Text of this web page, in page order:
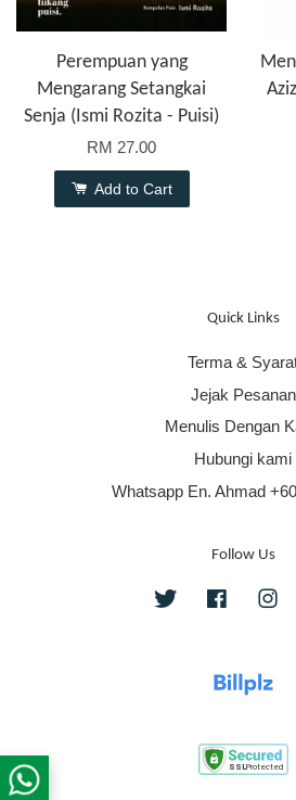
Perempuan yang
Mengarang Setangkai
Senja (Ismi Rozita - Puisi)
RM 27.00
Add to Cart
Quick Links
Terma &
Jejak Pesanan
Menulis Dengan
Hubungi kami
Whatsapp En. Ahmad
Follow Us
Twitter Facebook